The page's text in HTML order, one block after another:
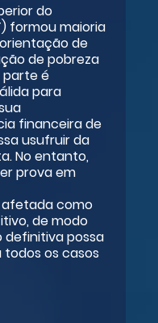
do
formou maioria
de
de pobreza
parte é
para
financeira de
usufruir da
No entanto,
prova em
como
de modo
definitiva possa
todos os casos